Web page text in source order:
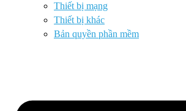
Thiết bị mạng
Thiết bị khác
Bản quyền phần mềm